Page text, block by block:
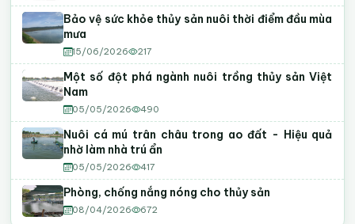
Bảo vệ sức khỏe thủy sản nuôi thời điểm đầu mùa
mưa
15/06/2026 217
Một số đột phá ngành nuôi trồng thủy sản Việt
Nam
05/05/2026 490
Nuôi cá mú trân châu trong ao đất - Hiệu quả
nhờ làm nhà trú ẩn
05/05/2026 417
Phòng, chống nắng nóng cho thủy sản
08/04/2026 672